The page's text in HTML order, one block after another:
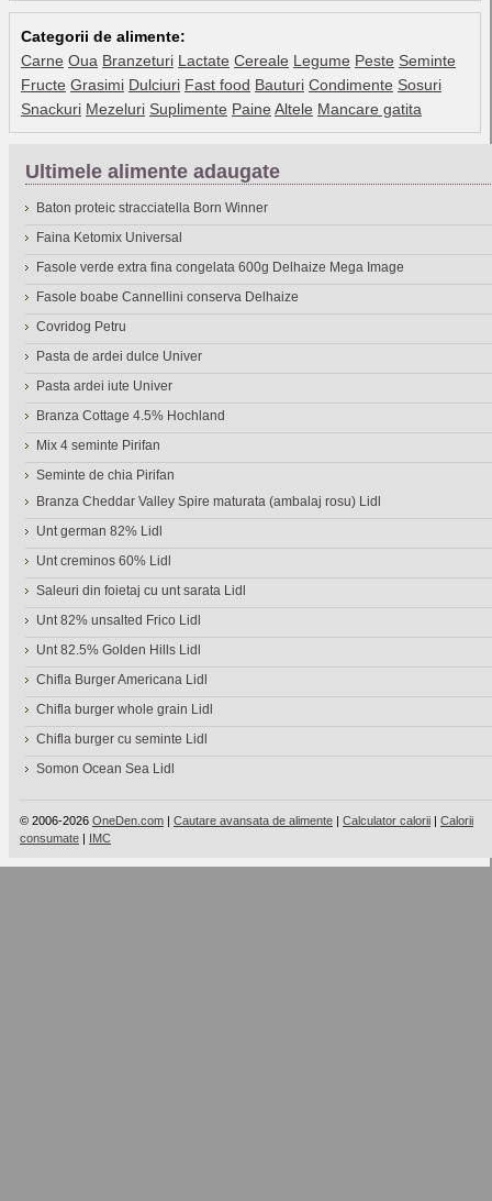
Categorii de alimente:
Carne Oua Branzeturi Lactate Cereale Legume Peste Seminte
Fructe Grasimi Dulciuri Fast food Bauturi Condimente Sosuri
Snackuri Mezeluri Suplimente Paine Altele Mancare gatita
Ultimele alimente adaugate
Baton proteic stracciatella Born Winner
Faina Ketomix Universal
Fasole verde extra fina congelata 600g Delhaize Mega Image
Fasole boabe Cannellini conserva Delhaize
Covridog Petru
Pasta de ardei dulce Univer
Pasta ardei iute Univer
Branza Cottage 4.5% Hochland
Mix 4 seminte Pirifan
Seminte de chia Pirifan
Branza Cheddar Valley Spire maturata (ambalaj rosu) Lidl
Unt german 82% Lidl
Unt creminos 60% Lidl
Saleuri din foietaj cu unt sarata Lidl
Unt 82% unsalted Frico Lidl
Unt 82.5% Golden Hills Lidl
Chifla Burger Americana Lidl
Chifla burger whole grain Lidl
Chifla burger cu seminte Lidl
Somon Ocean Sea Lidl
© 2006-2026 OneDen.com | Cautare avansata de alimente | Calculator calorii | Calorii
consumate | IMC